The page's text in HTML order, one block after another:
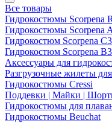
Все товары
Гидрокостюмы Scorpena
Гидрокостюмы Scorpena
Гидрокостюм Scorpena C3
Гидрокостюм Scorpena B3
Аксессуары для
Разгрузочные жилеты
Гидрокостюмы Cressi
Поддевки | Майки |
Гидрокостюмы для
Гидрокостюмы Beuchat